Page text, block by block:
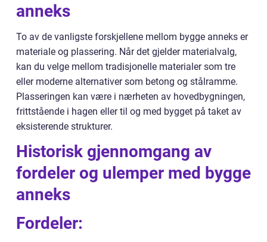
anneks
To av de vanligste forskjellene mellom bygge anneks er
materiale og plassering. Når det gjelder materialvalg,
kan du velge mellom tradisjonelle materialer som tre
eller moderne alternativer som betong og stålramme.
Plasseringen kan være i nærheten av hovedbygningen,
frittstående i hagen eller til og med bygget på taket av
eksisterende strukturer.
Historisk gjennomgang av
fordeler og ulemper med bygge
anneks
Fordeler: